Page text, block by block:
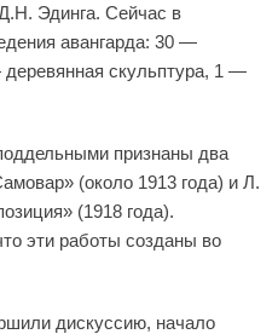
Эдинга. Сейчас в
авангарда: 30 —
скульптура, 1 —
признаны два
(около 1913 года) и Л.
(1918 года).
эти работы созданы во
дискуссию, начало